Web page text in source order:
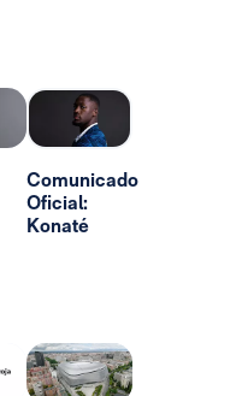
Comunicado
Oficial:
Konaté